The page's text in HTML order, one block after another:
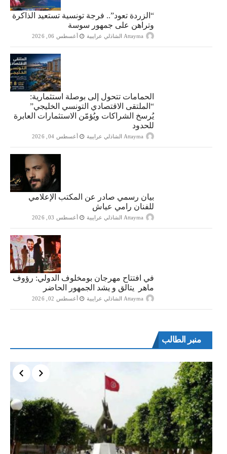
“الزردة تعود”.. فرجة تونسية تستعيد الذاكرة
وتراهن على جمهور سوسة
Attayma الشاذلي عرايبية أغسطس 06, 2026
الحمامات تتحول إلى بوصلة استثمارية:
“الملتقى الاقتصادي التونسي الخليجي”
يُرسخ الشراكات ويُؤمّن الاستثمارات العابرة
للحدود
Attayma الشاذلي عرايبية أغسطس 04, 2026
بيان رسمي صادر عن المكتب الإعلامي
للفنان رامي عياش
Attayma الشاذلي عرايبية أغسطس 03, 2026
في افتتاح مهرجان بومخلوف الدولي: رؤوف
ماهر يتالق و يشد الجمهور الحاضر
Attayma الشاذلي عرايبية أغسطس 02, 2026
منبر الطالب